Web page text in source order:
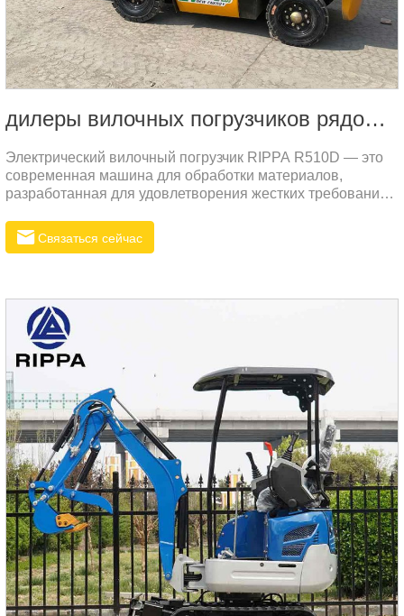
дилеры вилочных погрузчиков рядом со мной
Электрический вилочный погрузчик RIPPA R510D — это
современная машина для обработки материалов,
разработанная для удовлетворения жестких требований
представляет собой идеальное сочетание мощности,
точности и эффективности, предлагая надежное решение
R510D оснащен высокоточным порталом,
разработанным для обеспечения долговечности и
устойчивости к ударам и износу.
Связаться сейчас